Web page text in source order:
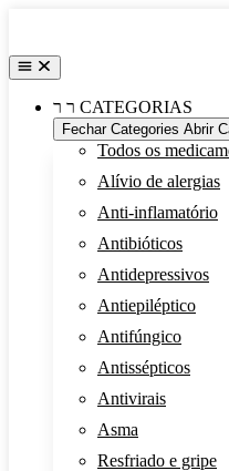
o
conteúdo
CATEGORIAS
Fechar Categories Abrir
Todos os
Alívio de alergias
Anti-inflamatório
Antibióticos
Antidepressivos
Antiepiléptico
Antifúngico
Antissépticos
Antivirais
Asma
Resfriado e gripe